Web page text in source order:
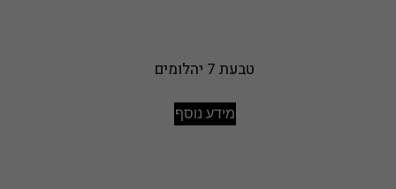
טבעת 7 יהלומים
מידע נוסף